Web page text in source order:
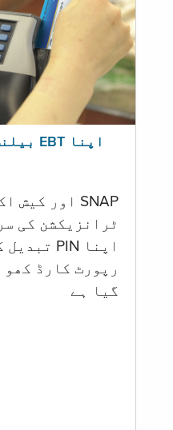
اپنا EBT بیلنس چیک کریں
SNAP اور کیش اکاؤنٹ
ٹرانزیکشن کی
اپنا PIN تبدیل کرنا
رپورٹ کارڈ کھو
گيا ہے